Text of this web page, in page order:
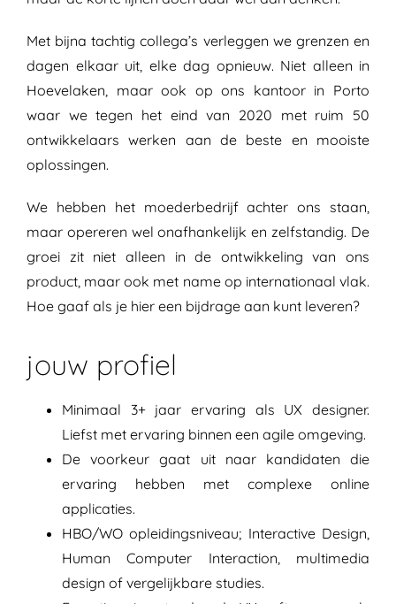
Met bijna tachtig collega’s verleggen we grenzen en
dagen elkaar uit, elke dag opnieuw. Niet alleen in
Hoevelaken, maar ook op ons kantoor in Porto
waar we tegen het eind van 2020 met ruim 50
ontwikkelaars werken aan de beste en mooiste
oplossingen.
We hebben het moederbedrijf achter ons staan,
maar opereren wel onafhankelijk en zelfstandig. De
groei zit niet alleen in de ontwikkeling van ons
product, maar ook met name op internationaal vlak.
Hoe gaaf als je hier een bijdrage aan kunt leveren?
jouw profiel
Minimaal 3+ jaar ervaring als UX designer.
Liefst met ervaring binnen een agile omgeving.
De voorkeur gaat uit naar kandidaten die
ervaring hebben met complexe online
applicaties.
HBO/WO opleidingsniveau; Interactive Design,
Human Computer Interaction, multimedia
design of vergelijkbare studies.